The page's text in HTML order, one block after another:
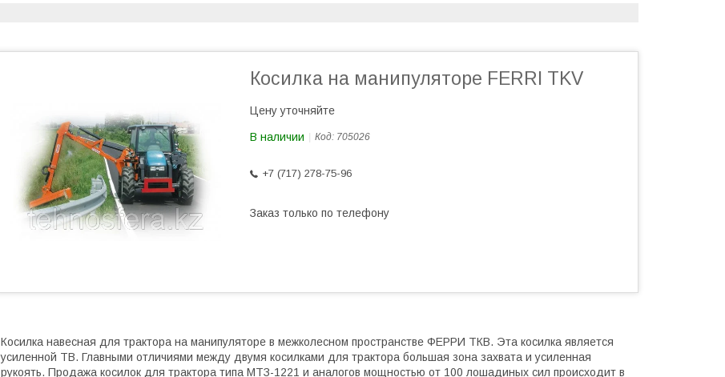
Косилка на манипуляторе FERRI TKV
Цену уточняйте
В наличии Код: 705026
+7 (717) 278-75-96
Заказ только по телефону
Косилка навесная для трактора на манипуляторе в межколесном пространстве ФЕРРИ ТКВ. Эта косилка является
усиленной ТВ. Главными отличиями между двумя косилками для трактора большая зона захвата и усиленная
рукоять. Продажа косилок для трактора типа МТЗ-1221 и аналогов мощностью от 100 лошадиных сил происходит в